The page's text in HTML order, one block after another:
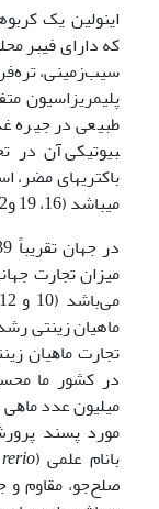
اینولین یک
که دارای فیبر
سیب‌زمینی،
پلیمریزاسیون
بیوتیکی آن در
باکتری­های مضر،
می­باشد (16، 19 و22).
ﺗﺠﺎرت ﻣﺎﻫﯿﺎن
در کشور ما
ﻣﯿﻠﯿﻮن ﻋﺪد
ﻣﻮرد ﭘﺴﻨﺪ
بانام علمی (